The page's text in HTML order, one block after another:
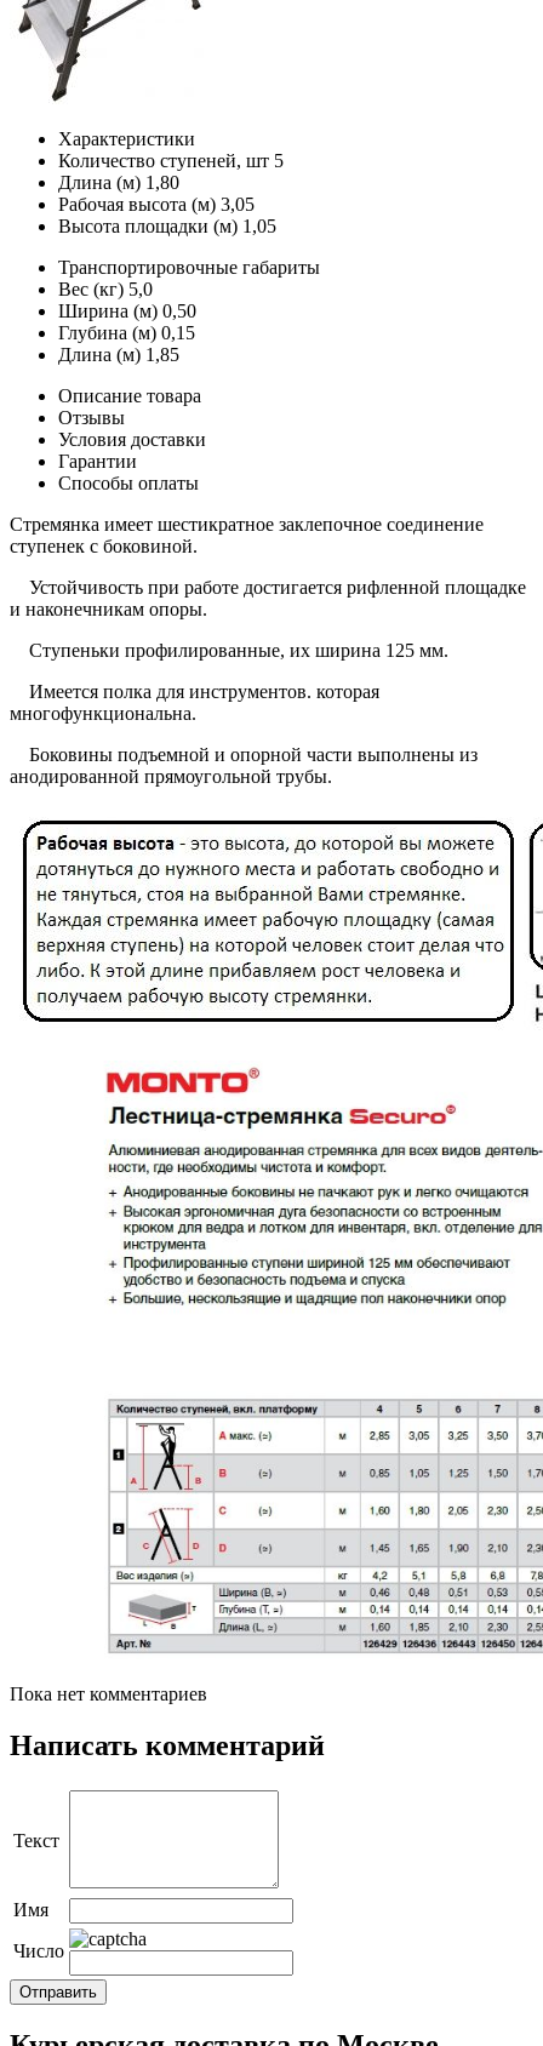
Характеристики
Количество ступеней, шт 5
Длина (м) 1,80
Рабочая высота (м) 3,05
Высота площадки (м) 1,05
Транспортировочные габариты
Вес (кг) 5,0
Ширина (м) 0,50
Глубина (м) 0,15
Длина (м) 1,85
Описание товара
Отзывы
Условия доставки
Гарантии
Способы оплаты
Стремянка имеет шестикратное заклепочное соединение
ступенек с боковиной.
Устойчивость при работе достигается рифленной площадке
и наконечникам опоры.
Ступеньки профилированные, их ширина 125 мм.
Имеется полка для инструментов. которая
многофункциональна.
Боковины подъемной и опорной части выполнены из
анодированной прямоугольной трубы.
Пока нет комментариев
Написать комментарий
Текст
Имя
Число